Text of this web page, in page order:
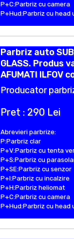
P+C:Parbriz cu camera
P+Hud:Parbriz cu head
Parbriz auto
GLASS. Produs
AFUMATI ILFOV
Producator
Pret : 290 Lei
Abrevieri parbrize:
P:Parbriz clar
P+V:Parbriz cu tenta
P+S:Parbriz cu
P+SE:Parbriz cu senzor
P+I:Parbriz cu incalzire
P+H:Parbriz heliomat
P+C:Parbriz cu camera
P+Hud:Parbriz cu head